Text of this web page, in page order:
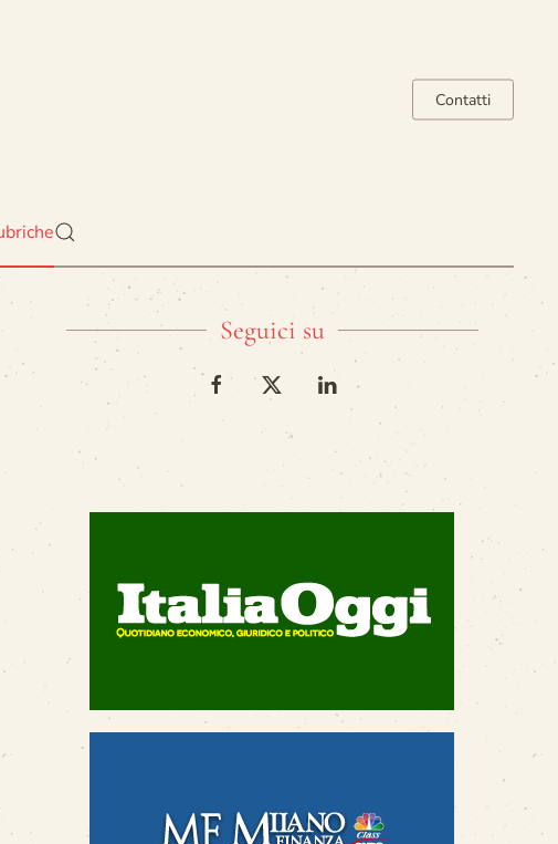
Contatti
Seguici su